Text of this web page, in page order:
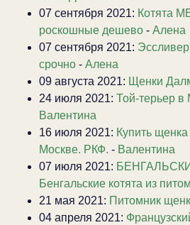
07 сентября 2021: Котята
роскошные дешево - Алена
07 сентября 2021:
срочно - Алена
09 августа 2021: Щенки
24 июля 2021: Той-терьер в
Валентина
16 июля 2021: Купить
Москве. РКФ. - Валентина
07 июля 2021:
Бенгальские котята из
21 мая 2021: Питомник
04 апреля 2021: